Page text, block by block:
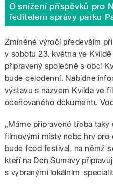
O snížení příspěvků pro
ředitelem správy parku
Zmíněné výročí především
v sobotu 23. května ve
připravený společně s obcí
bude celodenní. Nabídne
výstavu s názvem Kvilda ve
oceňovaného dokumentu
„Máme připravené třeba
filmovými místy nebo hry pro
bude food festival, na němž
kteří na Den Šumavy
s vybranými lokálními